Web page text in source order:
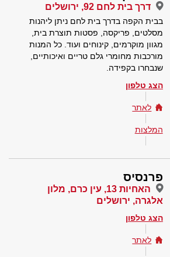
דרך בית לחם 92, ירושלים
בבית הקפה בדרך בית לחם ניתן ליהנות
מסלטים, פריקסה, פסטות תוצרת בית,
מגוון מוקרמים, קינוחים ועוד. כל המנות
מורכבות מחומרי גלם טריים ואיכותיים,
שנבחרו בקפידה.
הצג טלפון
לאתר
המלצות
פרנסיס
האחיות 13, עין כרם, מלון
אלגרה, ירושלים
הצג טלפון
לאתר